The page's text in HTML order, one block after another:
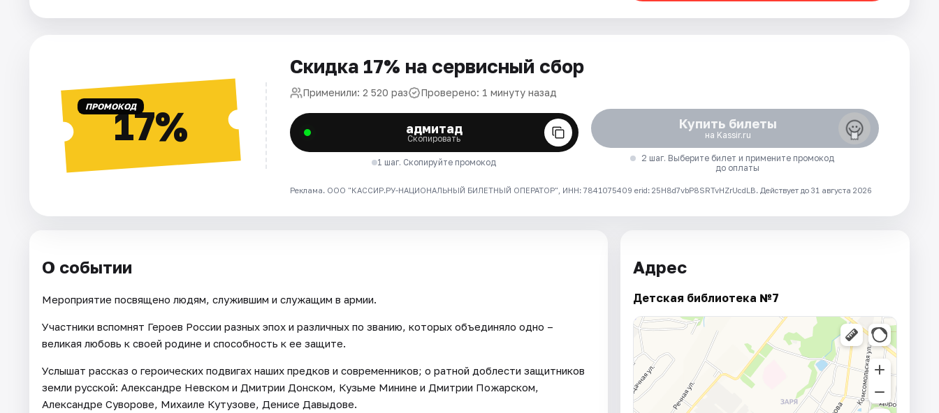
ПРОМОКОД17%
Скидка 17% на сервисный сбор
Применили: 2 520 раз Проверено: 1 минуту назад
адмитад
Скопировать
1 шаг. Скопируйте промокод
Купить билеты
на Kassir.ru
2 шаг. Выберите билет и примените промокод
до оплаты
Реклама. ООО "КАССИР.РУ-НАЦИОНАЛЬНЫЙ БИЛЕТНЫЙ ОПЕРАТОР", ИНН: 7841075409 erid: 25H8d7vbP8SRTvHZrUcdLB. Действует до 31 августа 2026
О событии
Мероприятие посвящено людям, служившим и служащим в армии.
Участники вспомнят Героев России разных эпох и различных по званию, которых объединяло одно –
великая любовь к своей родине и способность к ее защите.
Услышат рассказ о героических подвигах наших предков и современников; о ратной доблести защитников
земли русской: Александре Невском и Дмитрии Донском, Кузьме Минине и Дмитрии Пожарском,
Александре Суворове, Михаиле Кутузове, Денисе Давыдове.
Адрес
Детская библиотека №7